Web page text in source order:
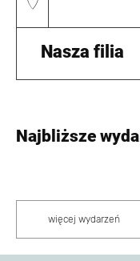
Nasza filia
Najbliższe
więcej wydarzeń